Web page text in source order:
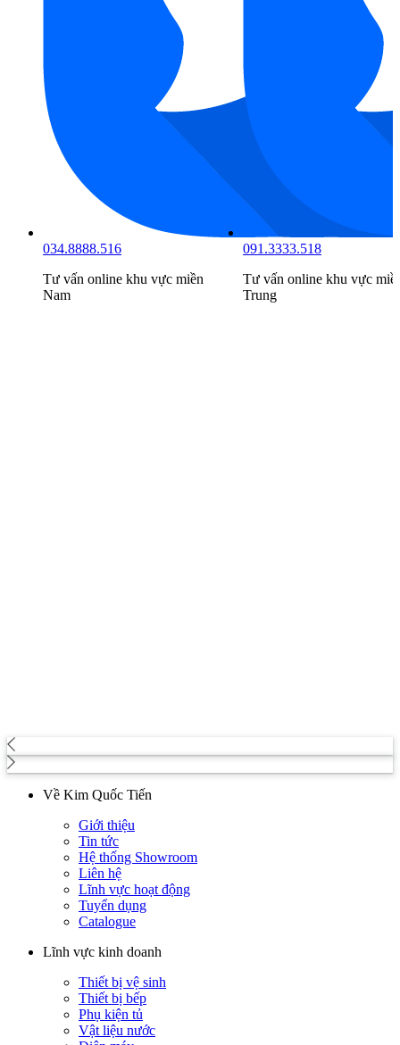
034.8888.516
Tư vấn online khu vực miền
Nam
091.3333.518
Tư vấn online khu vực
Trung
Về Kim Quốc Tiến
Giới thiệu
Tin tức
Hệ thống Showroom
Liên hệ
Lĩnh vực hoạt động
Tuyển dụng
Catalogue
Lĩnh vực kinh doanh
Thiết bị vệ sinh
Thiết bị bếp
Phụ kiện tủ
Vật liệu nước